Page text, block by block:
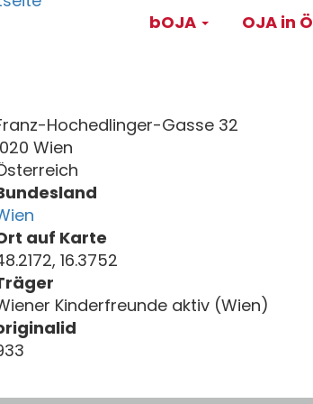
Main
bOJA OJA in Ö
Hochedlinger-Gasse 32
Wien
auf Karte
16.3752
Kinderfreunde aktiv (Wien)